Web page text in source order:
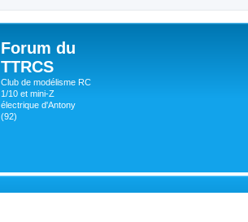
Forum du
TTRCS
Club de modélisme RC
1/10 et mini-Z
électrique d'Antony
(92)